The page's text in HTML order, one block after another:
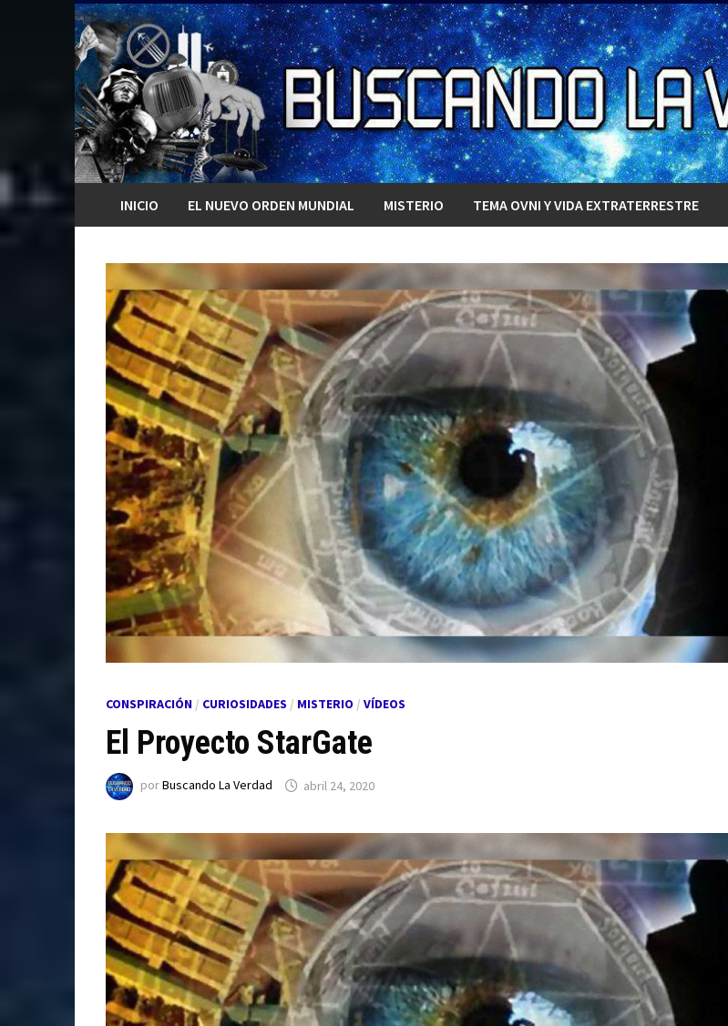
Saltar
al
contenido
INICIO EL NUEVO ORDEN MUNDIAL MISTERIO TEMA OVNI Y VIDA EXTRATERRESTRE
CONSPIRACIÓN/ CURIOSIDADES / MISTERIO / VÍDEOS
El Proyecto StarGate
porBuscando La Verdad abril 24, 2020